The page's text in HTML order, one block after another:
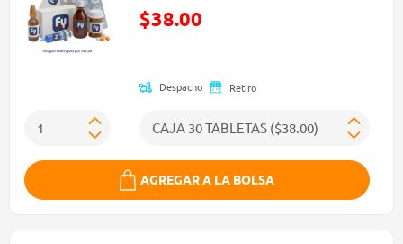
$38.00
Despacho Retiro
AGREGAR A LA BOLSA